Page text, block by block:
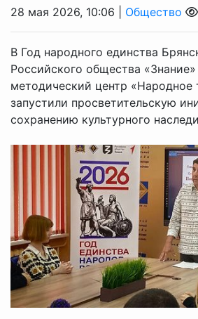
28 мая 2026, 10:06 | Общество
В Год народного единства
Российского общества
методический центр «Народное
запустили просветительскую
сохранению культурного